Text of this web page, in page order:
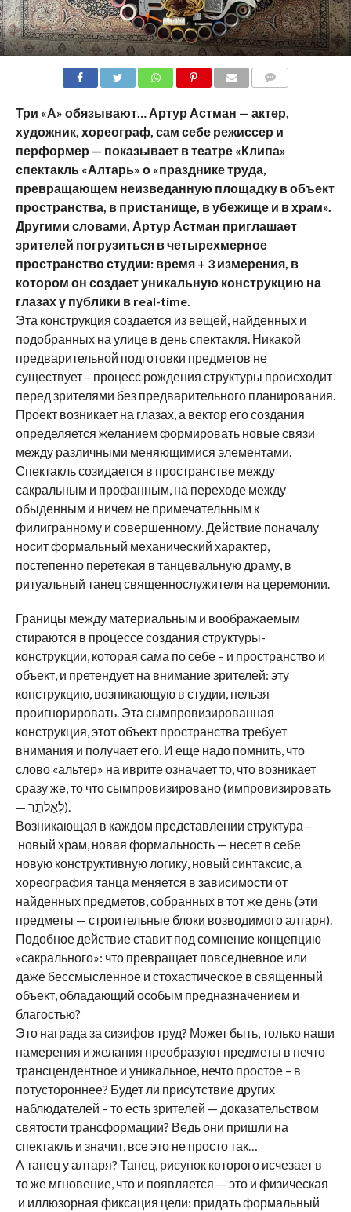
Три «А» обязывают… Артур Астман — актер,
художник, хореограф, сам себе режиссер и
перформер — показывает в театре «Клипа»
спектакль «Алтарь» о «празднике труда,
превращающем неизведанную площадку в объект
пространства, в пристанище, в убежище и в храм».
Другими словами, Артур Астман приглашает
зрителей погрузиться в четырехмерное
пространство студии: время + 3 измерения, в
котором он создает уникальную конструкцию на
глазах у публики в real-time.
Эта конструкция создается из вещей, найденных и
подобранных на улице в день спектакля. Никакой
предварительной подготовки предметов не
существует – процесс рождения структуры происходит
перед зрителями без предварительного планирования.
Проект возникает на глазах, а вектор его создания
определяется желанием формировать новые связи
между различными меняющимися элементами.
Спектакль созидается в пространстве между
сакральным и профанным, на переходе между
обыденным и ничем не примечательным к
филигранному и совершенному. Действие поначалу
носит формальный механический характер,
постепенно перетекая в танцевальную драму, в
ритуальный танец священнослужителя на церемонии.
Границы между материальным и воображаемым
стираются в процессе создания структуры-
конструкции, которая сама по себе – и пространство и
объект, и претендует на внимание зрителей: эту
конструкцию, возникающую в студии, нельзя
проигнорировать. Эта сымпровизированная
конструкция, этот объект пространства требует
внимания и получает его. И еще надо помнить, что
слово «альтер» на иврите означает то, что возникает
сразу же, то что сымпровизировано (импровизировать
— לְאַלתֵר).
Возникающая в каждом представлении структура –
новый храм, новая формальность — несет в себе
новую конструктивную логику, новый синтаксис, а
хореография танца меняется в зависимости от
найденных предметов, собранных в тот же день (эти
предметы — строительные блоки возводимого алтаря).
Подобное действие ставит под сомнение концепцию
«сакрального»: что превращает повседневное или
даже бессмысленное и стохастическое в священный
объект, обладающий особым предназначением и
благостью?
Это награда за сизифов труд? Может быть, только наши
намерения и желания преобразуют предметы в нечто
трансцендентное и уникальное, нечто простое – в
потустороннее? Будет ли присутствие других
наблюдателей – то есть зрителей — доказательством
святости трансформации? Ведь они пришли на
спектакль и значит, все это не просто так…
А танец у алтаря? Танец, рисунок которого исчезает в
то же мгновение, что и появляется — это и физическая
и иллюзорная фиксация цели: придать формальный